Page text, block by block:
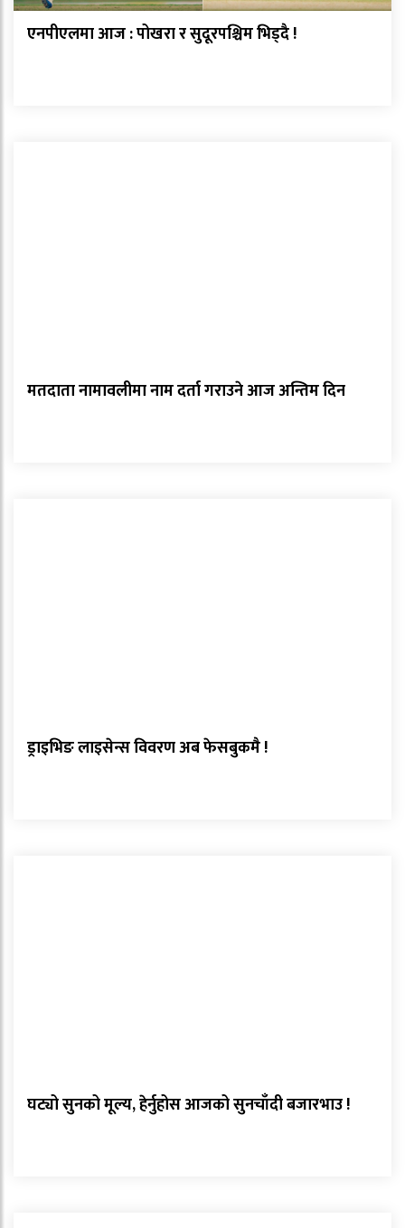
एनपीएलमा आज : पोखरा र सुदूरपश्चिम भिड्दै !
मतदाता नामावलीमा नाम दर्ता गराउने आज अन्तिम दिन
ड्राइभिङ लाइसेन्स विवरण अब फेसबुकमै !
घट्यो सुनको मूल्य, हेर्नुहोस आजको सुनचाँदी बजारभाउ !